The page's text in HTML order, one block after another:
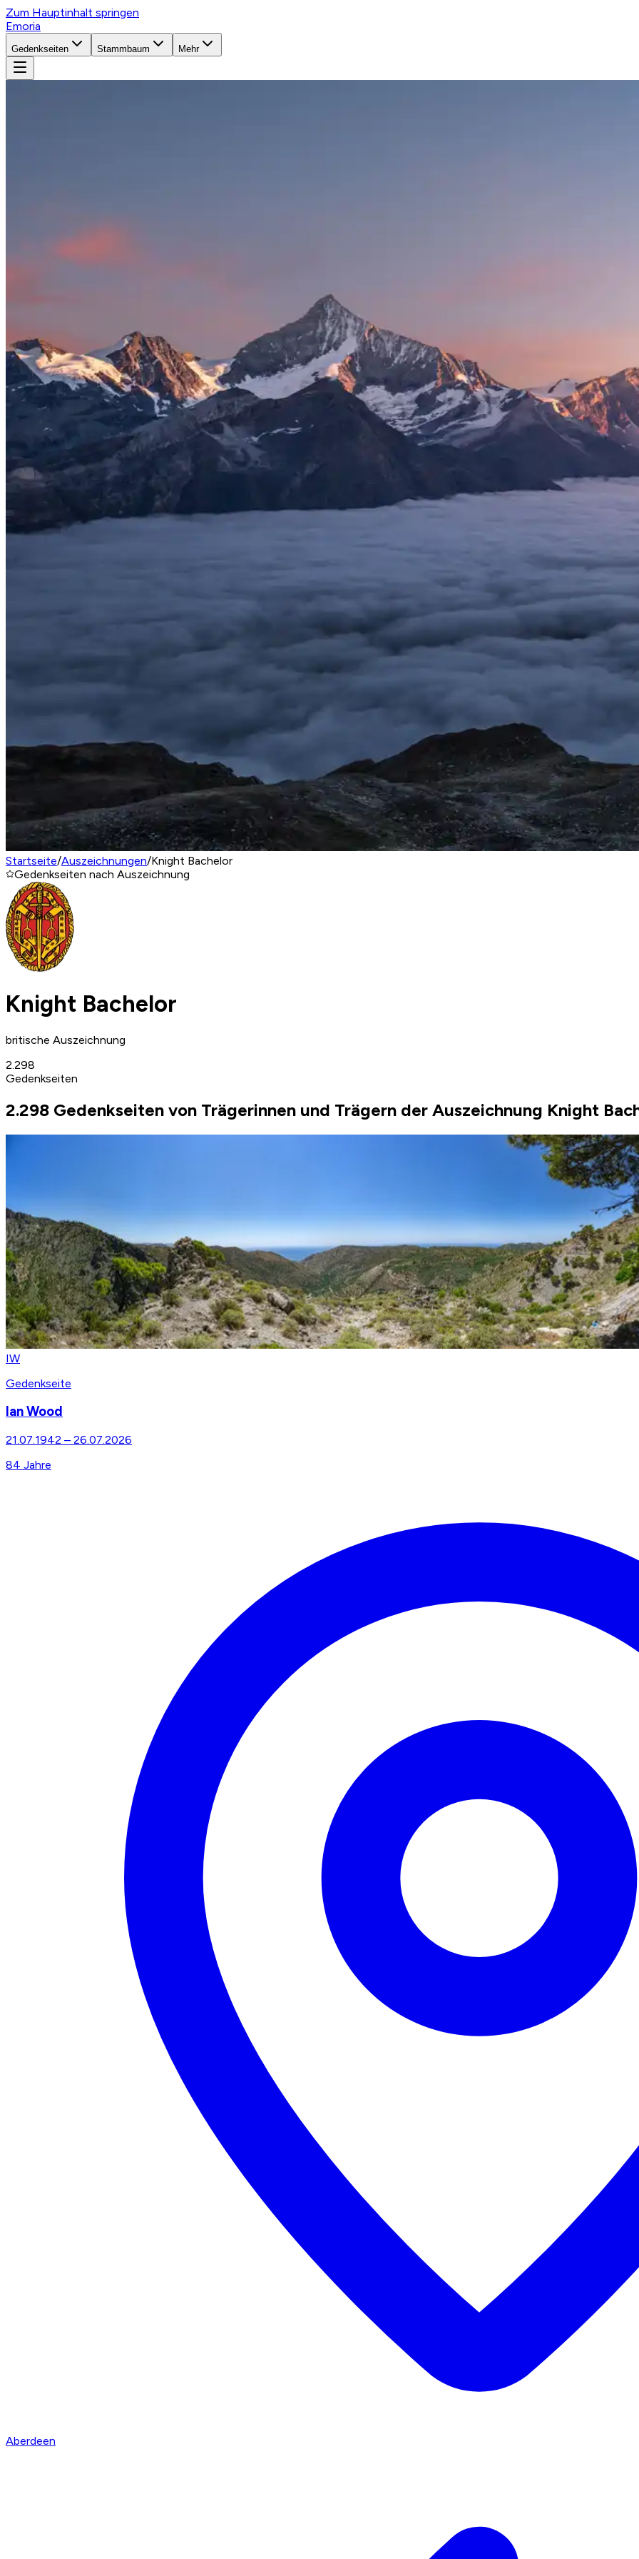
Zum Hauptinhalt springen
Emoria
Gedenkseiten Stammbaum Mehr
Startseite/Auszeichnungen/Knight Bachelor
Gedenkseiten nach Auszeichnung
Knight Bachelor
britische Auszeichnung
2.298
Gedenkseiten
2.298 Gedenkseiten von Trägerinnen und Trägern der Auszeichnung Knight
IW
Gedenkseite
Ian Wood
21.07.1942 – 26.07.2026
84 Jahre
Aberdeen